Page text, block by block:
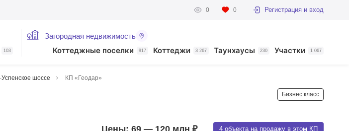
0 0 Регистрация и вход
103
Загородная недвижимость
Коттеджные поселки 917 Коттеджи 3 267 Таунхаусы 230 Участки 1 067
Успенское шоссе КП «Геодар»
Бизнес класс
4 объекта на продажу в этом КП
Цены: 69 — 120 млн ₽